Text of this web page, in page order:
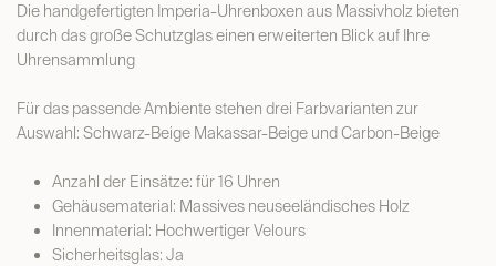
Die handgefertigten Imperia-Uhrenboxen aus Massivholz bieten
durch das große Schutzglas einen erweiterten Blick auf Ihre
Uhrensammlung
Für das passende Ambiente stehen drei Farbvarianten zur
Auswahl: Schwarz-Beige Makassar-Beige und Carbon-Beige
Anzahl der Einsätze: für 16 Uhren
Gehäusematerial: Massives neuseeländisches Holz
Innenmaterial: Hochwertiger Velours
Sicherheitsglas: Ja